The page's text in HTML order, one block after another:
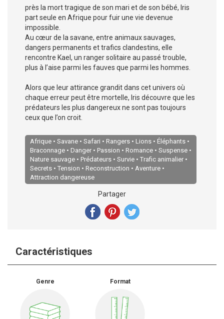
près la mort tragique de son mari et de son bébé, Iris
part seule en Afrique pour fuir une vie devenue
impossible.
Au cœur de la savane, entre animaux sauvages,
dangers permanents et trafics clandestins, elle
rencontre Kael, un ranger solitaire au passé trouble,
plus à l’aise parmi les fauves que parmi les hommes.
Alors que leur attirance grandit dans cet univers où
chaque erreur peut être mortelle, Iris découvre que les
prédateurs les plus dangereux ne sont pas toujours
ceux que l’on croit.
Afrique • Savane • Safari • Rangers • Lions • Éléphants •
Braconnage • Danger • Passion • Romance • Suspense •
Nature sauvage • Prédateurs • Survie • Trafic animalier •
Secrets • Tension • Reconstruction • Aventure •
Attraction dangereuse
Partager
Caractéristiques
Genre Format